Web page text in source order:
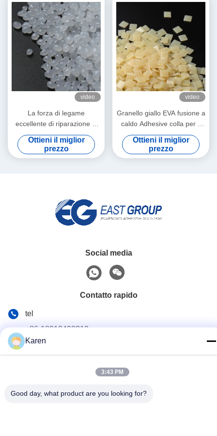
video
La forza di legame
eccellente di riparazione di
slittamento di EVA fusione a
caldo colla Anti del tappeto
appallottola il grano
Ottieni il miglior
prezzo
video
Granello giallo EVA fusione a
caldo Adhesive colla per il
cartone ondulato
Ottieni il miglior
prezzo
Social media
Contatto rapido
tel
+86-18912490312
Zona economica e di sviluppo tecnologico della stanza 701-
Karen
3:43 PM
Good day, what product are you looking for?